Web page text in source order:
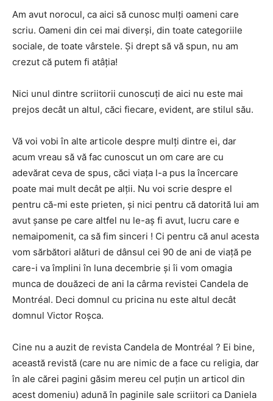
Am avut norocul, ca aici să cunosc mulți oameni care
scriu. Oameni din cei mai diverși, din toate categoriile
sociale, de toate vârstele. Și drept să vă spun, nu am
crezut că putem fi atâția!
Nici unul dintre scriitorii cunoscuți de aici nu este mai
prejos decât un altul, căci fiecare, evident, are stilul său.
Vă voi vobi în alte articole despre mulți dintre ei, dar
acum vreau să vă fac cunoscut un om care are cu
adevărat ceva de spus, căci viața l-a pus la încercare
poate mai mult decât pe alții. Nu voi scrie despre el
pentru că-mi este prieten, și nici pentru că datorită lui am
avut șanse pe care altfel nu le-aș fi avut, lucru care e
nemaipomenit, ca să fim sinceri ! Ci pentru că anul acesta
vom sărbători alături de dânsul cei 90 de ani de viață pe
care-i va împlini în luna decembrie și îi vom omagia
munca de douăzeci de ani la cârma revistei Candela de
Montréal. Deci domnul cu pricina nu este altul decât
domnul Victor Roșca.
Cine nu a auzit de revista Candela de Montréal ? Ei bine,
această revistă (care nu are nimic de a face cu religia, dar
în ale cărei pagini găsim mereu cel puțin un articol din
acest domeniu) adună în paginile sale scriitori ca Daniela